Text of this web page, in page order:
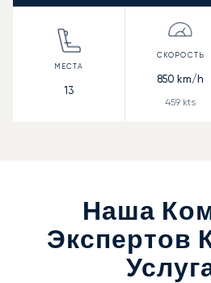
13
850 km/h
459 kts
Наша
Экспертов